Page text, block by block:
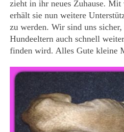
HELFEN
KONTAKT
zieht in ihr neues Zuhause.
erhält sie nun weitere
zu werden. Wir sind uns
Hundeeltern auch schnell
finden wird. Alles Gute kleine